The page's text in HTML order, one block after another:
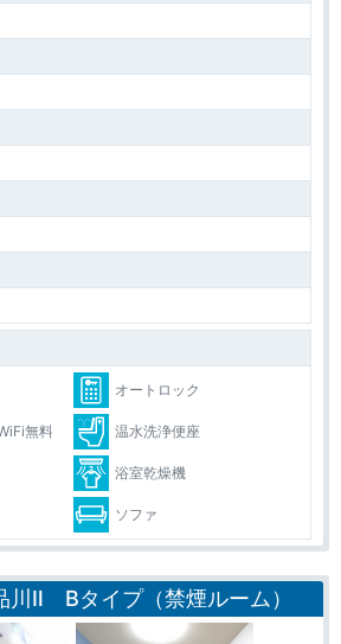
オートロック
無料 温水洗浄便座
浴室乾燥機
ソファ
川Ⅱ Bタイプ（禁煙ルーム）